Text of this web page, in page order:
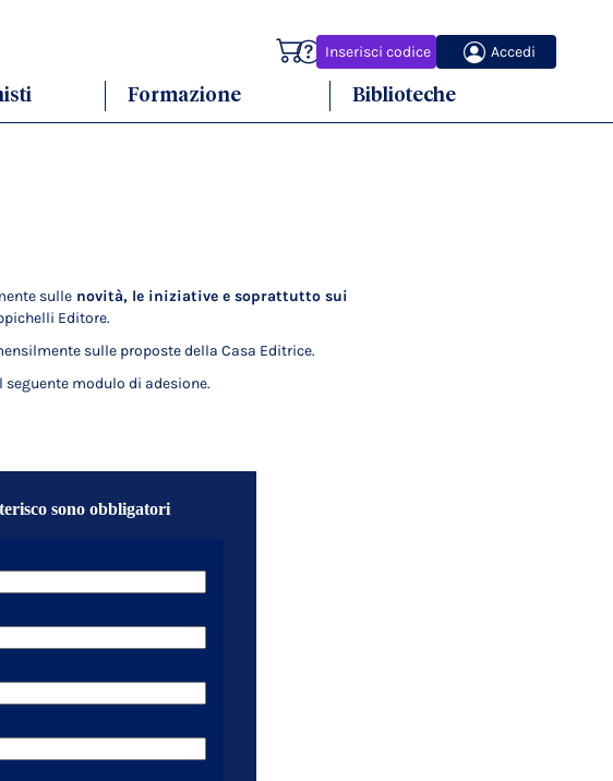
Inserisci codice Accedi
Carrello
Formazione Biblioteche
sulle novità, le iniziative e soprattutto sui
Editore.
sulle proposte della Casa Editrice.
modulo di adesione.